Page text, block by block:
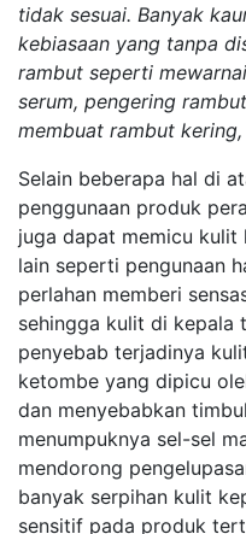
tidak sesuai. Banyak
kebiasaan yang tanpa
rambut seperti
serum, pengering
membuat rambut
Selain beberapa hal di
penggunaan produk
juga dapat memicu kulit
lain seperti pengunaan
perlahan memberi
sehingga kulit di kepala
penyebab terjadinya
ketombe yang dipicu
dan menyebabkan
menumpuknya sel-sel
mendorong
banyak serpihan kulit
sensitif pada produk